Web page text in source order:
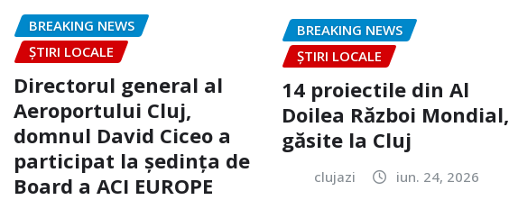
BREAKING NEWS
ȘTIRI LOCALE
Directorul general al
Aeroportului Cluj,
domnul David Ciceo a
participat la ședința de
Board a ACI EUROPE
BREAKING NEWS
ȘTIRI LOCALE
14 proiectile din Al
Doilea Război Mondial,
găsite la Cluj
clujazi iun. 24, 2026